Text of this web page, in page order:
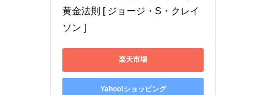
黄金法則 [ ジョージ・S・クレイ
ソン ]
楽天市場
Yahoo!ショッピング